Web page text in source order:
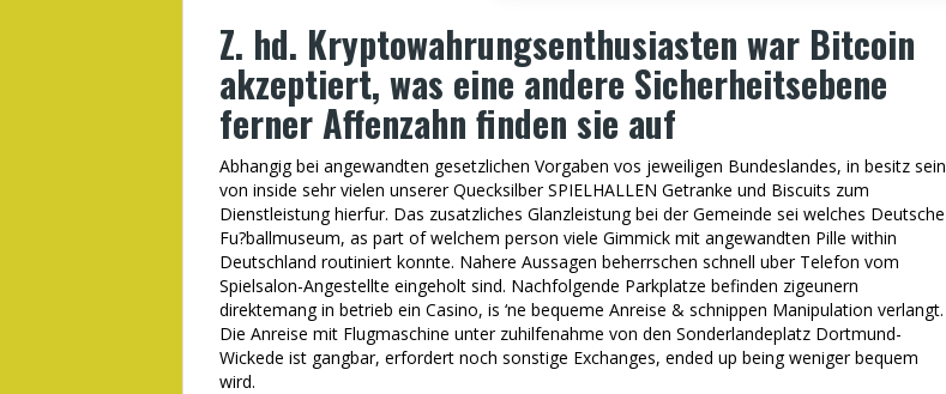
Z. hd. Kryptowahrungsenthusiasten war Bitcoin
akzeptiert, was eine andere Sicherheitsebene
ferner Affenzahn finden sie auf
Abhangig bei angewandten gesetzlichen Vorgaben vos jeweiligen Bundeslandes, in besitz sein
von inside sehr vielen unserer Quecksilber SPIELHALLEN Getranke und Biscuits zum
Dienstleistung hierfur. Das zusatzliches Glanzleistung bei der Gemeinde sei welches Deutsche
Fu?ballmuseum, as part of welchem person viele Gimmick mit angewandten Pille within
Deutschland routiniert konnte. Nahere Aussagen beherrschen schnell uber Telefon vom
Spielsalon-Angestellte eingeholt sind. Nachfolgende Parkplatze befinden zigeunern
direktemang in betrieb ein Casino, is ‘ne bequeme Anreise & schnippen Manipulation verlangt.
Die Anreise mit Flugmaschine unter zuhilfenahme von den Sonderlandeplatz Dortmund-
Wickede ist gangbar, erfordert noch sonstige Exchanges, ended up being weniger bequem
wird.